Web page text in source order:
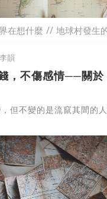
在想什麼 地球村發生
李韻
，不傷感情──關於
但不變的是流竄其間的人